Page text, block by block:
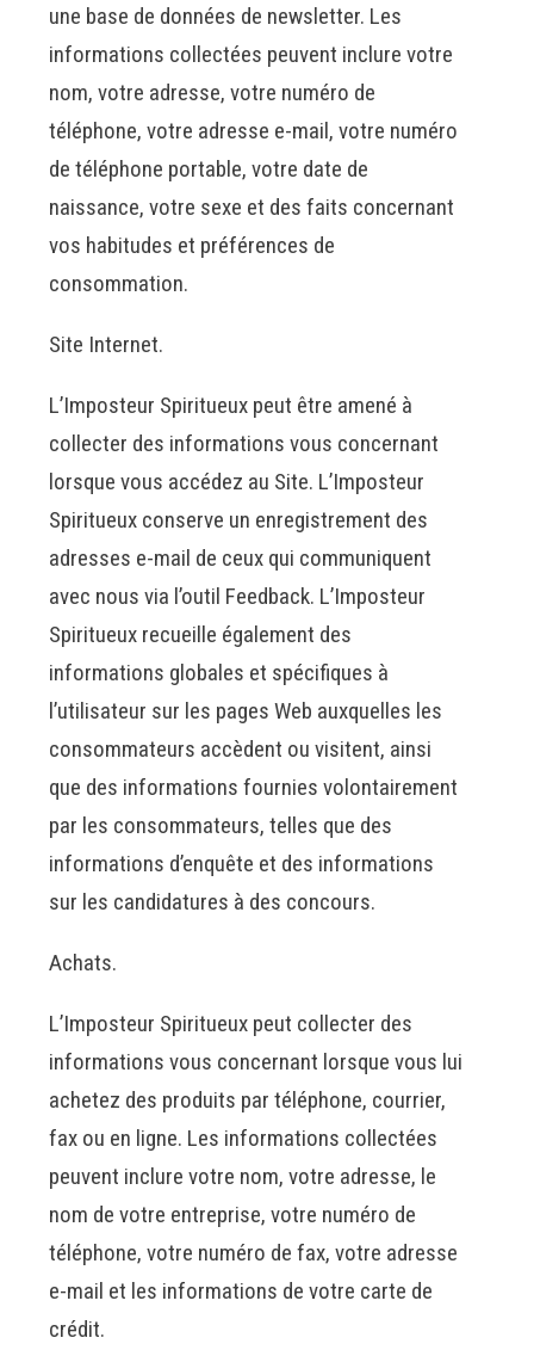
une base de données de newsletter. Les
informations collectées peuvent inclure votre
nom, votre adresse, votre numéro de
téléphone, votre adresse e-mail, votre numéro
de téléphone portable, votre date de
naissance, votre sexe et des faits concernant
vos habitudes et préférences de
consommation.
Site Internet.
L’Imposteur Spiritueux peut être amené à
collecter des informations vous concernant
lorsque vous accédez au Site. L’Imposteur
Spiritueux conserve un enregistrement des
adresses e-mail de ceux qui communiquent
avec nous via l’outil Feedback. L’Imposteur
Spiritueux recueille également des
informations globales et spécifiques à
l’utilisateur sur les pages Web auxquelles les
consommateurs accèdent ou visitent, ainsi
que des informations fournies volontairement
par les consommateurs, telles que des
informations d’enquête et des informations
sur les candidatures à des concours.
Achats.
L’Imposteur Spiritueux peut collecter des
informations vous concernant lorsque vous lui
achetez des produits par téléphone, courrier,
fax ou en ligne. Les informations collectées
peuvent inclure votre nom, votre adresse, le
nom de votre entreprise, votre numéro de
téléphone, votre numéro de fax, votre adresse
e-mail et les informations de votre carte de
crédit.